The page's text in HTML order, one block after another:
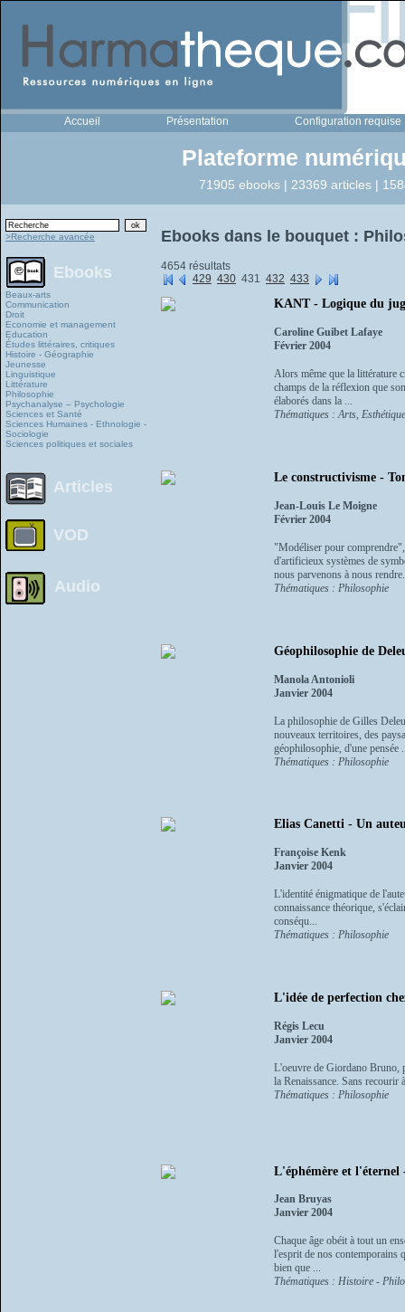
Accueil Présentation Configuration requise
Plateforme
71905 ebooks | 23369 articles |
>Recherche avancée
Ebooks
Beaux-arts
Communication
Droit
Economie et management
Education
Études littéraires, critiques
Histoire - Géographie
Jeunesse
Linguistique
Littérature
Philosophie
Psychanalyse – Psychologie
Sciences et Santé
Sciences Humaines - Ethnologie -
Sociologie
Sciences politiques et sociales
Articles
VOD
Audio
Ebooks dans le bouquet :
4654 résultats
429 430 431 432 433
KANT - Logique du
Caroline Guibet Lafaye
Février 2004
Alors même que la littérature
champs de la réflexion que
élaborés dans la ...
Thématiques : Arts,
Le constructivisme -
Jean-Louis Le Moigne
Février 2004
"Modéliser pour comprendre",
d'artificieux systèmes de
nous parvenons à nous
Thématiques : Philosophie
Géophilosophie de
Manola Antonioli
Janvier 2004
La philosophie de Gilles
nouveaux territoires, des
géophilosophie, d'une pensée
Thématiques : Philosophie
Elias Canetti - Un
Françoise Kenk
Janvier 2004
L'identité énigmatique de
connaissance théorique,
conséqu...
Thématiques : Philosophie
L'idée de perfection
Régis Lecu
Janvier 2004
L'oeuvre de Giordano Bruno,
la Renaissance. Sans
Thématiques : Philosophie
L'éphémère et l'éternel
Jean Bruyas
Janvier 2004
Chaque âge obéit à tout un
l'esprit de nos contemporains
bien que ...
Thématiques : Histoire -